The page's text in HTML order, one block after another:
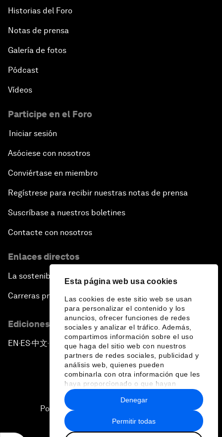
Esta página web usa cookies
Las cookies de este sitio web se usan
para personalizar el contenido y los
anuncios, ofrecer funciones de redes
sociales y analizar el tráfico. Además,
compartimos información sobre el uso
que haga del sitio web con nuestros
partners de redes sociales, publicidad y
análisis web, quienes pueden
combinarla con otra información que les
haya proporcionado o que hayan
recopilado a partir del uso que haya
hecho de sus servicios.
Permitir todas
Denegar
Historias del Foro
Notas de prensa
Galería de fotos
Pódcast
Vídeos
Participe en el Foro
Iniciar sesión
Asóciese con nosotros
Conviértase en miembro
Regístrese para recibir nuestras notas de prensa
Suscríbase a nuestros boletines
Contacte con nosotros
Enlaces directos
La sostenibilidad en el Foro
Carreras profesionales
Ediciones en otros idiomas
EN ▪ES▪中文▪ 日本語
Política de privacidad y normas de uso
Sitemap